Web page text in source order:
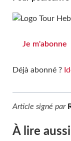
Je m'abonne
Déjà abonné ?
Article signé par
À lire aussi